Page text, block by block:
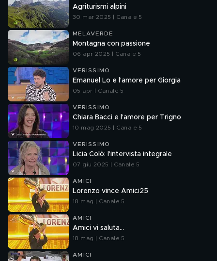
Agriturismi alpini
30 mar 2025 | Canale 5
MELAVERDE
Montagna con passione
06 apr 2025 | Canale 5
VERISSIMO
Emanuel Lo e l'amore per Giorgia
05 apr | Canale 5
VERISSIMO
Chiara Bacci e l'amore per Trigno
10 mag 2025 | Canale 5
VERISSIMO
Licia Colò: l'intervista integrale
07 giu 2025 | Canale 5
AMICI
Lorenzo vince Amici25
18 mag | Canale 5
AMICI
Amici vi saluta...
18 mag | Canale 5
AMICI